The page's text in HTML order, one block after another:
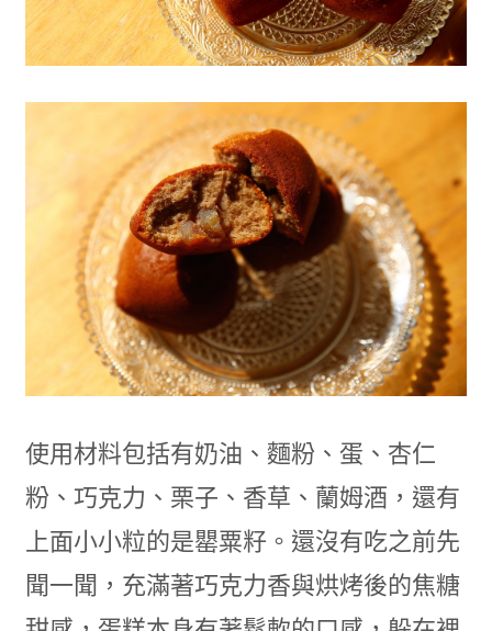
使用材料包括有奶油、麵粉、蛋、杏仁
粉、巧克力、栗子、香草、蘭姆酒，還有
上面小小粒的是罌粟籽。還沒有吃之前先
聞一聞，充滿著巧克力香與烘烤後的焦糖